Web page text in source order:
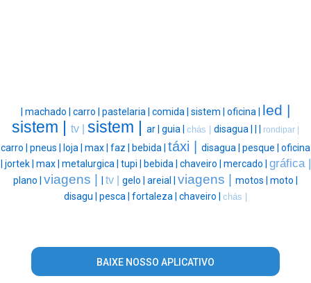
| machado | carro | pastelaria | comida | sistem | oficina | led |
sistem | tv | sistem | ar | guia | chás | disagua | | | rondipar |
carro | pneus | loja | max | faz | bebida | táxi | disagua | pesque | oficina
| jortek | max | metalurgica | tupi | bebida | chaveiro | mercado | gráfica |
plano | viagens | | tv | gelo | areial | viagens | motos | moto |
disagu | pesca | fortaleza | chaveiro | chás |
BAIXE NOSSO APLICATIVO